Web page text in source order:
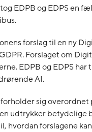
EDPB og EDPS en
forslag til en ny
Forslaget om
EDPB og EDPS
AI.
sig
udtrykker betydelige
hvordan forslagene